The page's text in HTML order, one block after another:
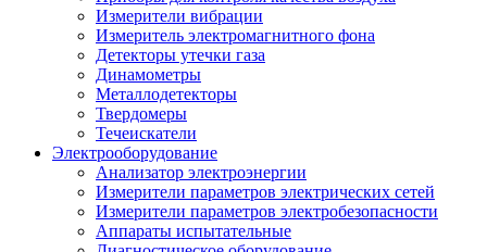
Измерители вибрации
Измеритель электромагнитного фона
Детекторы утечки газа
Динамометры
Металлодетекторы
Твердомеры
Течеискатели
Электрооборудование
Анализатор электроэнергии
Измерители параметров электрических сетей
Измерители параметров электробезопасности
Аппараты испытательные